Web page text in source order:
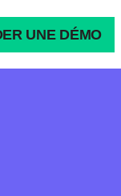
UNE DÉMO